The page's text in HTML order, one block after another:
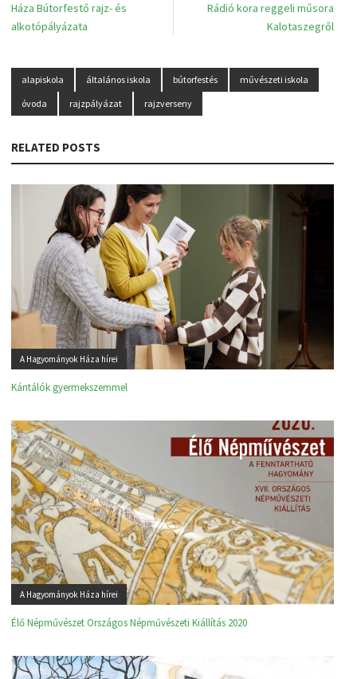
Háza Bútorfestő rajz- és
alkotópályázata
Rádió kora reggeli műsora
Kalotaszegről
alapiskola általános iskola bútorfestés
művészeti iskola
óvoda
rajzpályázat rajzverseny
RELATED POSTS
A Hagyományok Háza hírei
Kántálók gyermekszemmel
A Hagyományok Háza hírei
Élő Népművészet Országos Népművészeti Kiállítás 2020